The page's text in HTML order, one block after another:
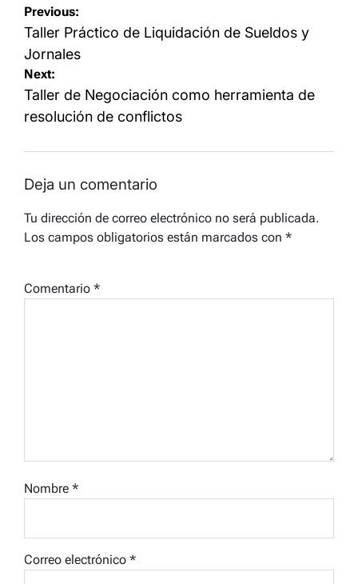
Navegación
de
entradas
Previous:
Taller Práctico de Liquidación de Sueldos y
Jornales
Next:
Taller de Negociación como herramienta de
resolución de conflictos
Deja un comentario
Tu dirección de correo electrónico no será publicada.
Los campos obligatorios están marcados con *
Comentario *
Nombre *
Correo electrónico *